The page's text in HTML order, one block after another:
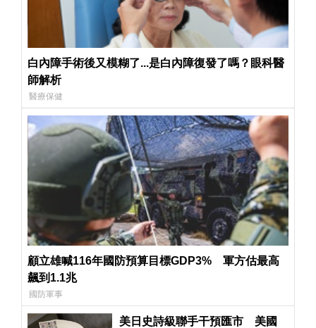
白內障手術後又模糊了...是白內障復發了嗎？眼科醫
師解析
醫療保健
顧立雄喊116年國防預算目標GDP3% 軍方估最高
飆到1.1兆
國防軍事
美日史詩級聯手干預匯市 美國